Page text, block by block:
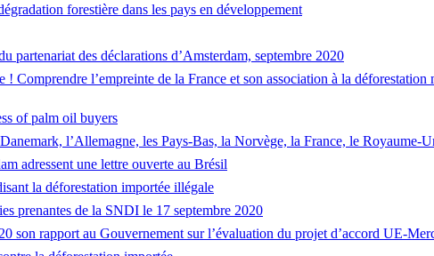
forestière dans les pays en développement
partenariat des déclarations d’Amsterdam, septembre 2020
Comprendre l’empreinte de la France et son association à la
of palm oil buyers
l’Allemagne, les Pays-Bas, la Norvège, la France, le Royaume-
adressent une lettre ouverte au Brésil
la déforestation importée illégale
prenantes de la SNDI le 17 septembre 2020
son rapport au Gouvernement sur l’évaluation du projet d’accord UE-